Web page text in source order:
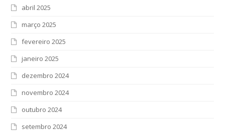
abril 2025
março 2025
fevereiro 2025
janeiro 2025
dezembro 2024
novembro 2024
outubro 2024
setembro 2024